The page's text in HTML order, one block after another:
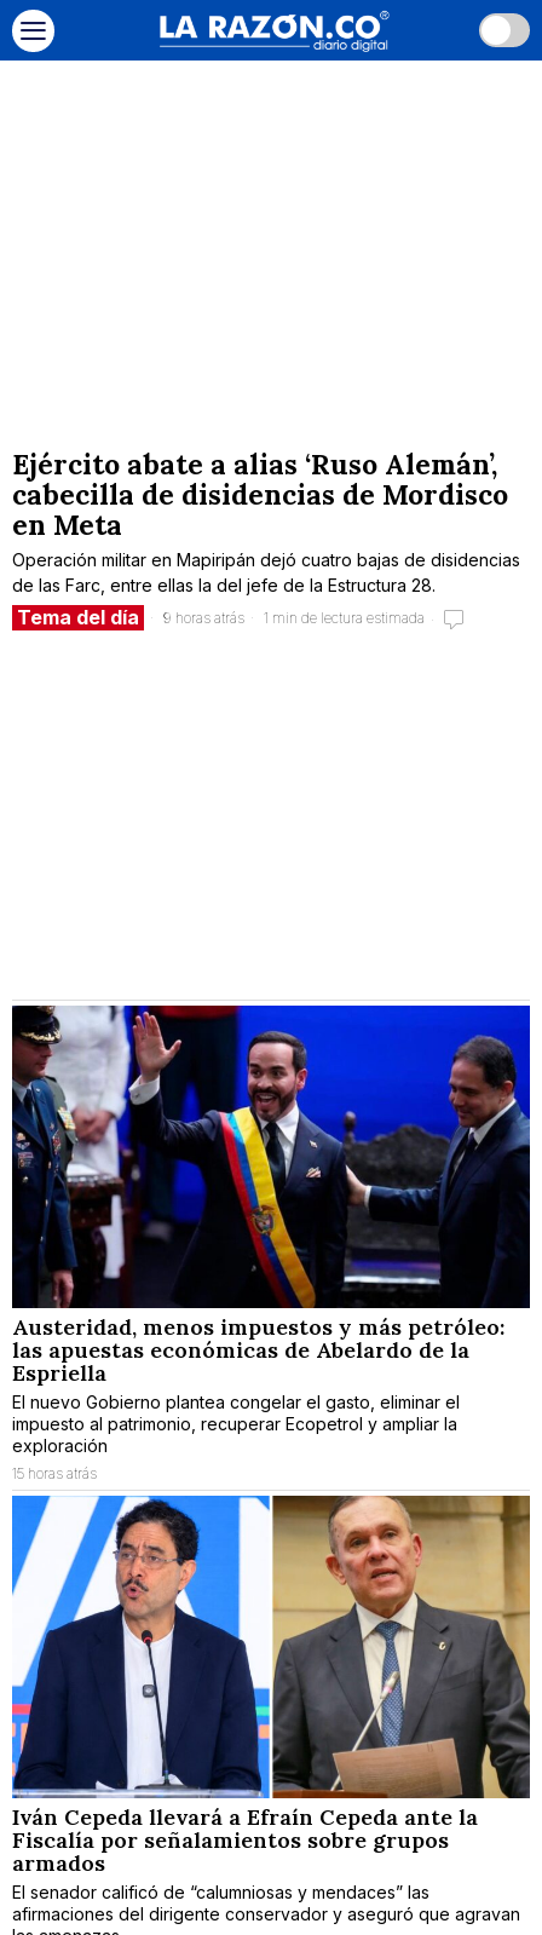
Ejército abate a alias ‘Ruso Alemán’,
cabecilla de disidencias de Mordisco
en Meta
Operación militar en Mapiripán dejó cuatro bajas de disidencias
de las Farc, entre ellas la del jefe de la Estructura 28.
Tema del día 9 horas atrás 1 min de lectura estimada
Austeridad, menos impuestos y más petróleo:
las apuestas económicas de Abelardo de la
Espriella
El nuevo Gobierno plantea congelar el gasto, eliminar el
impuesto al patrimonio, recuperar Ecopetrol y ampliar la
exploración
15 horas atrás
Iván Cepeda llevará a Efraín Cepeda ante la
Fiscalía por señalamientos sobre grupos
armados
El senador calificó de “calumniosas y mendaces” las
afirmaciones del dirigente conservador y aseguró que agravan